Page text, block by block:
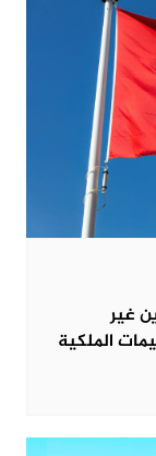
غير
الملكية